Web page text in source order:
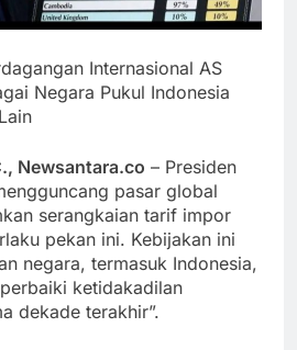
Internasional AS
Negara Pukul Indonesia
Newsantara.co – Presiden
pasar global
serangkaian tarif impor
pekan ini. Kebijakan ini
negara, termasuk Indonesia,
ketidakadilan
dekade terakhir”.